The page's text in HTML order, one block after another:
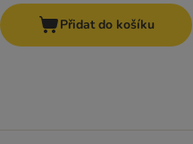
Přidat do košíku